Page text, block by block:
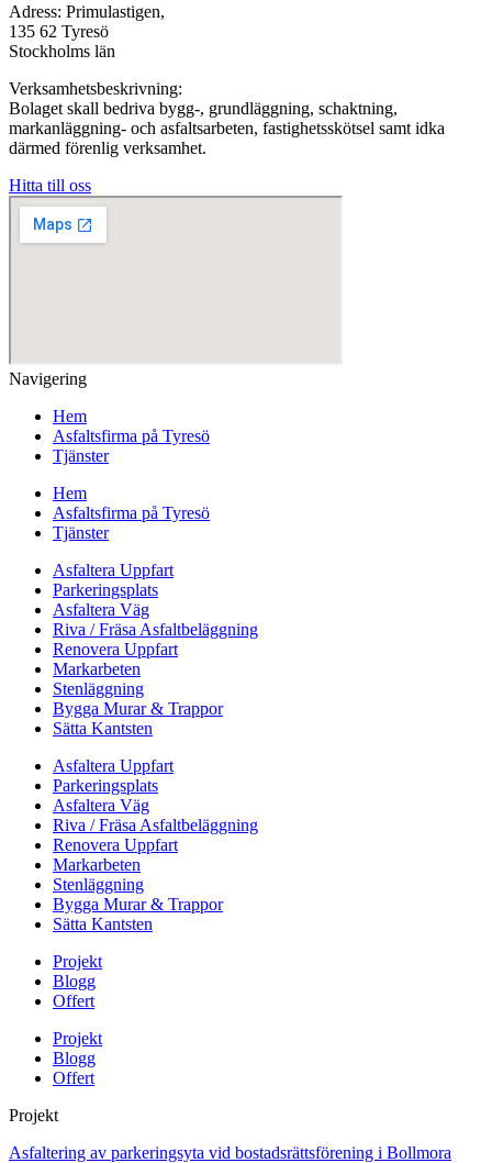
Adress: Primulastigen,
135 62 Tyresö
Stockholms län
Verksamhetsbeskrivning:
Bolaget skall bedriva bygg-, grundläggning, schaktning,
markanläggning- och asfaltsarbeten, fastighetsskötsel samt idka
därmed förenlig verksamhet.
Hitta till oss
Navigering
Hem
Asfaltsfirma på Tyresö
Tjänster
Hem
Asfaltsfirma på Tyresö
Tjänster
Asfaltera Uppfart
Parkeringsplats
Asfaltera Väg
Riva / Fräsa Asfaltbeläggning
Renovera Uppfart
Markarbeten
Stenläggning
Bygga Murar & Trappor
Sätta Kantsten
Asfaltera Uppfart
Parkeringsplats
Asfaltera Väg
Riva / Fräsa Asfaltbeläggning
Renovera Uppfart
Markarbeten
Stenläggning
Bygga Murar & Trappor
Sätta Kantsten
Projekt
Blogg
Offert
Projekt
Blogg
Offert
Projekt
Asfaltering av parkeringsyta vid bostadsrättsförening i Bollmora